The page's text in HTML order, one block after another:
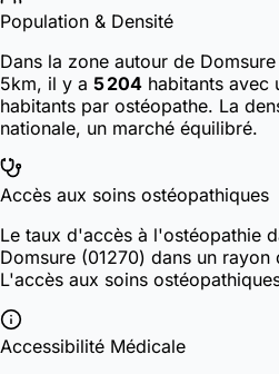
Population & Densité
Dans la zone autour de
5km, il y a 5 204 habitants avec
habitants par ostéopathe. La
nationale, un marché équilibré.
Accès aux soins ostéopathiques
Le taux d'accès à l'ostéopathie
Domsure (01270) dans un rayon
L'accès aux soins
Accessibilité Médicale